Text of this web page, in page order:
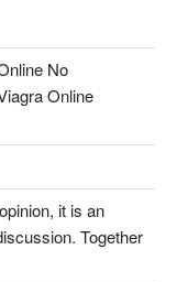
No
Online
it is an
Together